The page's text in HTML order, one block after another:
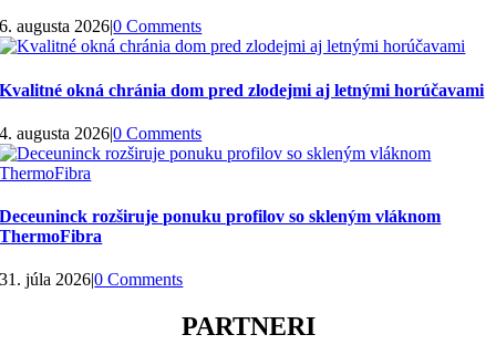
6. augusta 2026|0 Comments
Kvalitné okná chránia dom pred zlodejmi aj letnými horúčavami
4. augusta 2026|0 Comments
Deceuninck rozširuje ponuku profilov so skleným vláknom
ThermoFibra
31. júla 2026|0 Comments
PARTNERI